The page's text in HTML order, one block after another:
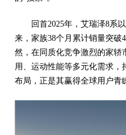
回首2025年，艾瑞泽8系
来，家族38个月累计销量突破
然，在同质化竞争激烈的家轿
用、运动性能等多元化需求
布局，正是其赢得全球用户青